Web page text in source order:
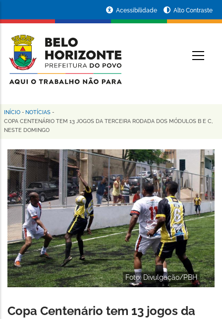
conteúdo
principal
da
Prefeitura
de
Horizonte
Acessibilidade Alto Contraste
Trilha
de
navegação
INÍCIO - NOTÍCIAS -
COPA CENTENÁRIO TEM 13 JOGOS DA TERCEIRA RODADA DOS MÓDULOS B E C,
NESTE DOMINGO
Foto: Divulgação/PBH
Copa Centenário tem 13 jogos da